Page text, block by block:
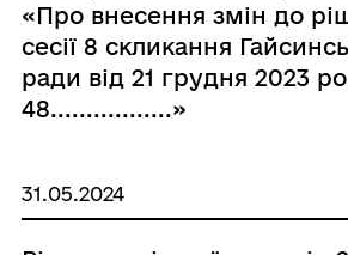
«Про внесення змін до
сесії 8 скликання
ради від 21 грудня 2023
48.................»
31.05.2024